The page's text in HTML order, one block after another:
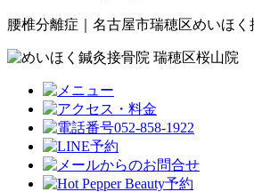
腰椎分離症｜名古屋市瑞穂区めいほく